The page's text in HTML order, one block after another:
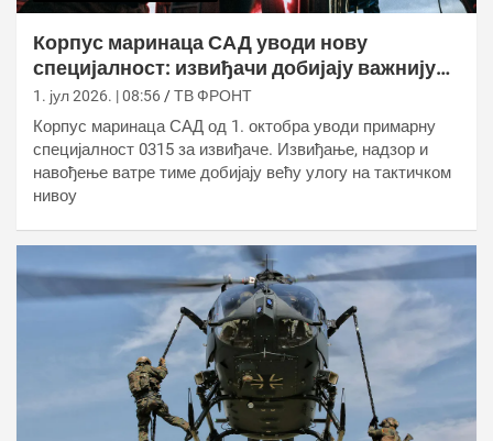
Корпус маринаца САД уводи нову
специјалност: извиђачи добијају важнију
улогу у пешадијским батаљонима
1. јул 2026. | 08:56 ТВ ФРОНТ
Корпус маринаца САД од 1. октобра уводи примарну
специјалност 0315 за извиђаче. Извиђање, надзор и
навођење ватре тиме добијају већу улогу на тактичком
нивоу